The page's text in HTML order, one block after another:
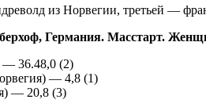
из Норвегии, третьей —
Германия. Масстарт.
36.48,0 (2)
— 4,8 (1)
— 20,8 (3)